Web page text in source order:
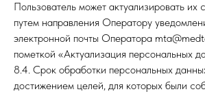
Пользователь может актуализировать их
путем направления Оператору
электронной почты Оператора
пометкой «Актуализация персональных
8.4. Срок обработки персональных
достижением целей, для которых были